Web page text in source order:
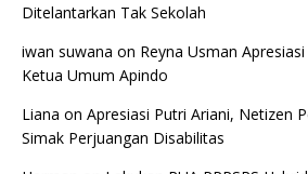
Ditelantarkan Tak Sekolah
iwan suwana on Reyna Usman
Ketua Umum Apindo
Liana on Apresiasi Putri Ariani, Netizen
Simak Perjuangan Disabilitas